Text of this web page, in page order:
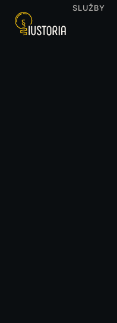
SLUŽBY